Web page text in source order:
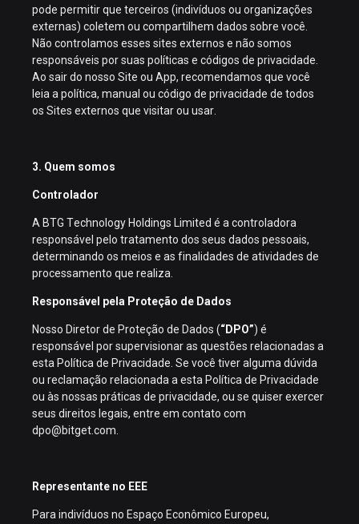
pode permitir que terceiros (indivíduos ou organizações
externas) coletem ou compartilhem dados sobre você.
Não controlamos esses sites externos e não somos
responsáveis por suas políticas e códigos de privacidade.
Ao sair do nosso Site ou App, recomendamos que você
leia a política, manual ou código de privacidade de todos
os Sites externos que visitar ou usar.
3. Quem somos
Controlador
A BTG Technology Holdings Limited é a controladora
responsável pelo tratamento dos seus dados pessoais,
determinando os meios e as finalidades de atividades de
processamento que realiza.
Responsável pela Proteção de Dados
Nosso Diretor de Proteção de Dados (“DPO”) é
responsável por supervisionar as questões relacionadas a
esta Política de Privacidade. Se você tiver alguma dúvida
ou reclamação relacionada a esta Política de Privacidade
ou às nossas práticas de privacidade, ou se quiser exercer
seus direitos legais, entre em contato com
dpo@bitget.com.
Representante no EEE
Para indivíduos no Espaço Econômico Europeu,